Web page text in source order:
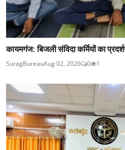
कायमगंज: बिजली संविदा कर्मियों का
SuragBureauAug 02, 2026 0 1